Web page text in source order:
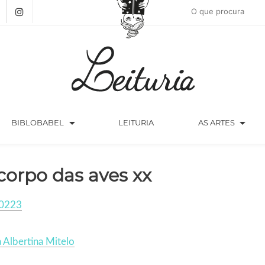
BIBLOBABEL arrow_drop_down LEITURIA AS ARTES arrow_drop_down
das aves xx
Albertina Mitelo